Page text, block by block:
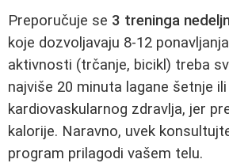
Preporučuje se 3 treninga
koje dozvoljavaju 8-12
aktivnosti (trčanje, bicikl) treba
najviše 20 minuta lagane šetnje
kardiovaskularnog zdravlja, jer
kalorije. Naravno, uvek
program prilagodi vašem telu.